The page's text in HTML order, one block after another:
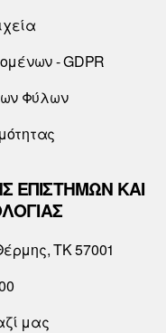
- GDPR
Φύλων
ΕΠΙΣΤΗΜΩΝ ΚΑΙ
ΤΚ 57001
μας